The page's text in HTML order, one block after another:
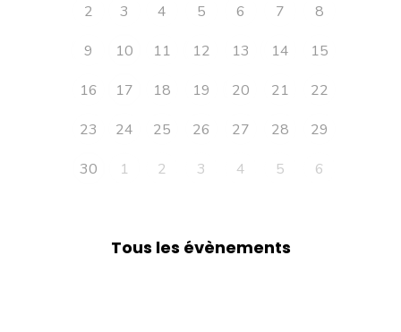
2
3 4 5 6 7
8
9
10 11 12 13 14
15
16
17 18 19 20 21
22
23
24 25 26 27 28
29
30
1 2 3 4 5 6
Tous les évènements